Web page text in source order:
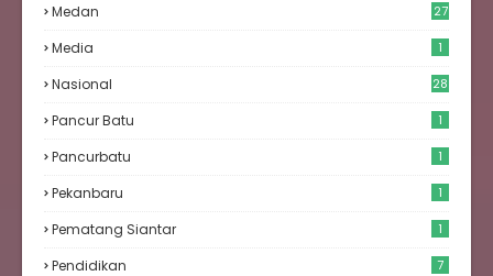
Medan
27
Media 1
Nasional 28
Pancur Batu 1
Pancurbatu 1
Pekanbaru 1
Pematang Siantar 1
Pendidikan 7